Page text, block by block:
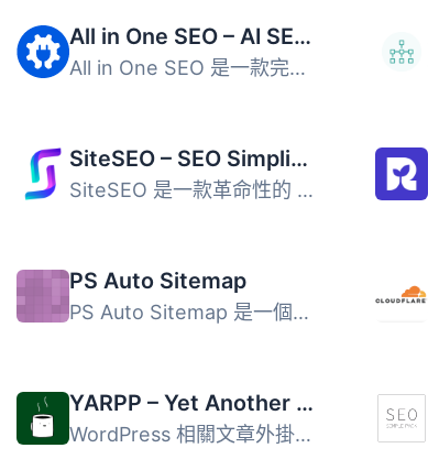
All in One SEO – AI SEO Plugin to Boost SEO Rankings & Traffic (Schema, Local SEO, Sitemap & SEO Insights)
All in One SEO 是一款完整的 WordPress SEO 外掛，結合 AI ...
SiteSEO – SEO Simplified
SiteSEO 是一款革命性的 WordPress SEO 外掛，能夠與所有佈景...
PS Auto Sitemap
PS Auto Sitemap 是一個 WordPress 外掛，自動從您的 WordPre...
YARPP – Yet Another Related Posts Plugin
WordPress 相關文章外掛 Yet Another Related Posts Plugin (...